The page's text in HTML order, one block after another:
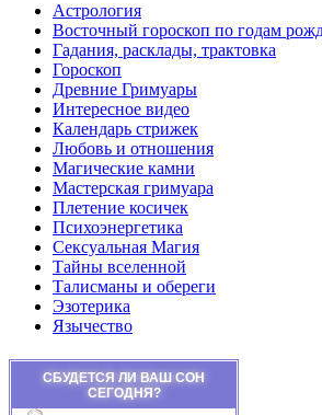
Астрология
Восточный гороскоп по годам
Гадания, расклады, трактовка
Гороскоп
Древние Гримуары
Интересное видео
Календарь стрижек
Любовь и отношения
Магические камни
Мастерская гримуара
Плетение косичек
Психоэнергетика
Сексуальная Магия
Тайны вселенной
Талисманы и обереги
Эзотерика
Язычество
СБУДЕТСЯ ЛИ ВАШ СОН
СЕГОДНЯ?